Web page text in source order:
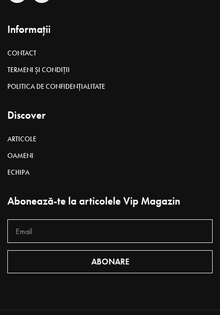
Informații
CONTACT
TERMENI ȘI CONDIȚII
POLITICA DE CONFIDENȚIALITATE
Discover
ARTICOLE
OAMENI
ECHIPA
Abonează-te la articolele Vip Magazin
ABONARE